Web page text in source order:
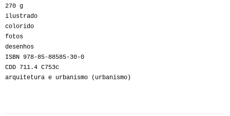
270 g
ilustrado
colorido
fotos
desenhos
ISBN 978-85-88585-30-0
CDD 711.4 C753c
arquitetura e urbanismo (urbanismo)